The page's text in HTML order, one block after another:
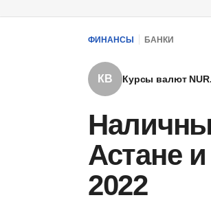
ФИНАНСЫ БАНКИ
КВ Курсы валют
Астане
2022